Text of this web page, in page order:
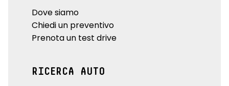
Dove siamo
Chiedi un preventivo
Prenota un test drive
RICERCA AUTO